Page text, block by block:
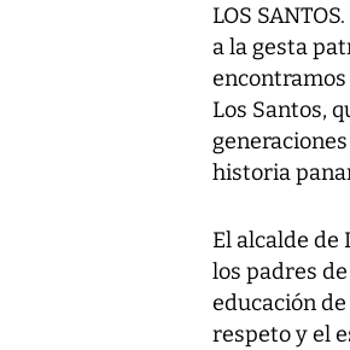
LOS
a la gesta
Los Santos,
historia
El alcalde de
los padres
educación
respeto y el